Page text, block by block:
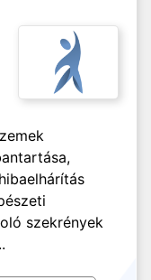
szekrények